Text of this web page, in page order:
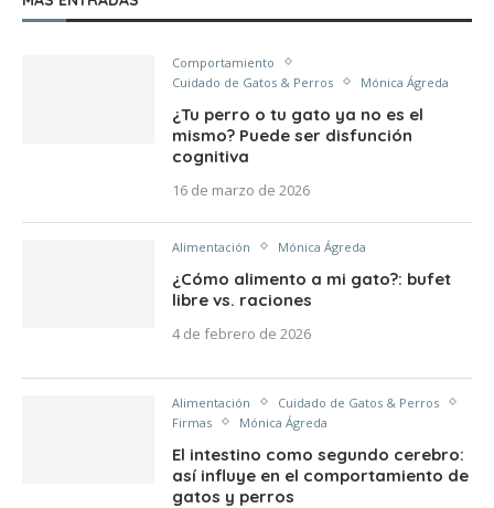
Comportamiento
Cuidado de Gatos & Perros
Mónica Ágreda
¿Tu perro o tu gato ya no es el
mismo? Puede ser disfunción
cognitiva
16 de marzo de 2026
Alimentación Mónica Ágreda
¿Cómo alimento a mi gato?: bufet
libre vs. raciones
4 de febrero de 2026
Alimentación
Cuidado de Gatos & Perros
Firmas
Mónica Ágreda
El intestino como segundo cerebro:
así influye en el comportamiento de
gatos y perros